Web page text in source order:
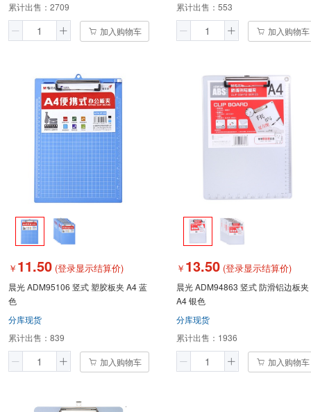
累计出售： 2709
加入购物车
累计出售： 553
加入购物车
￥ 11.50 (登录显示结算价)
晨光 ADM95106 竖式 塑胶板夹 A4 蓝
色
分库现货
累计出售： 839
加入购物车
￥ 13.50 (登录显示结算价)
晨光 ADM94863 竖式 防滑铝边板夹
A4 银色
分库现货
累计出售： 1936
加入购物车